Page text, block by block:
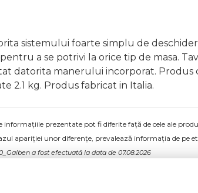
sistemului foarte simplu de
a se potrivi la orice tip de masa.
datorita manerului incorporat. Produs
2.1 kg. Produs fabricat in Italia.
prezentate pot fi diferite față de cele ale
apariției unor diferențe, prevalează informația de pe
a fost efectuată la data de 07.08.2026